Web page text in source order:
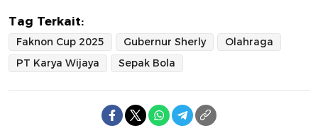
Tag Terkait:
Faknon Cup 2025 Gubernur Sherly
Olahraga
PT Karya Wijaya
Sepak Bola